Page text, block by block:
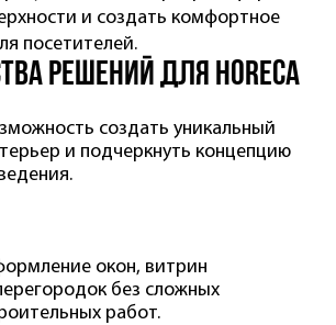
и создать комфортное
посетителей.
решений для HORECA
создать уникальный
и подчеркнуть концепцию
окон, витрин
без сложных
работ.